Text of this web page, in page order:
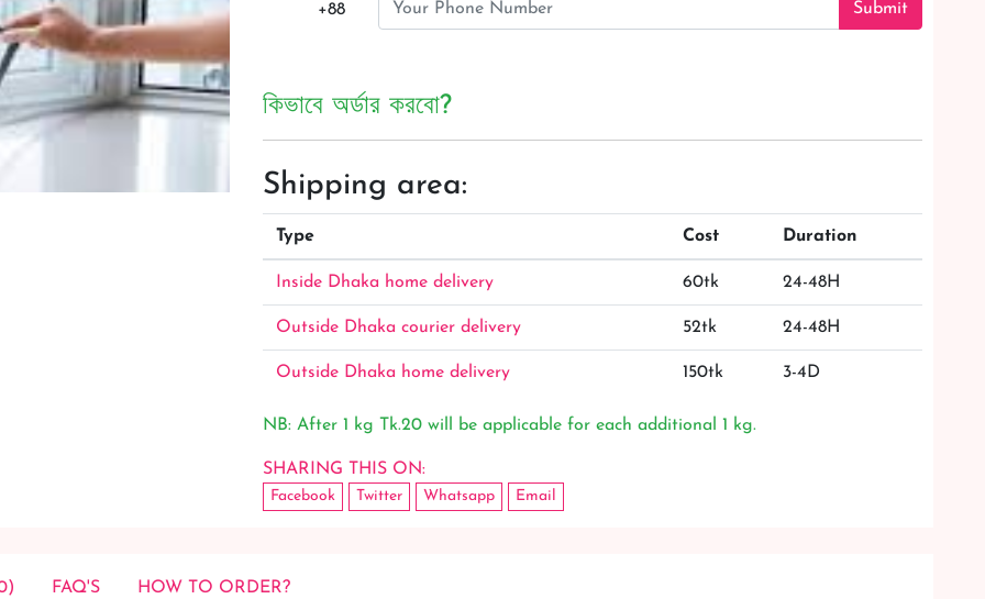
+88 Submit
কিভাবে অর্ডার করবো?
Shipping area:
Type Cost Duration
Inside Dhaka home delivery 60tk 24-48H
Outside Dhaka courier delivery 52tk 24-48H
Outside Dhaka home delivery 150tk 3-4D
NB: After 1 kg Tk.20 will be applicable for each additional 1 kg.
SHARING THIS ON:
Facebook Twitter Whatsapp Email
FAQ'S HOW TO ORDER?